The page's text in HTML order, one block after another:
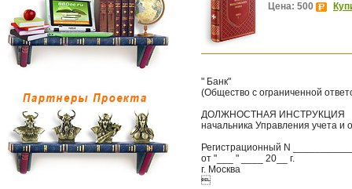
Цена: 500
" Банк"
(Общество с ограниченной
ДОЛЖНОСТНАЯ ИНСТРУКЦИЯ
начальника Управления учета
Регистрационный N
от "___ " ____ 20__ г.
г. Москва
